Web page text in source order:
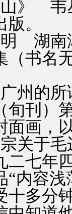
韦丛
。
湖南湘
（书名
的所
旬刊）
面画，
于毛
二七年
“内容
十多分